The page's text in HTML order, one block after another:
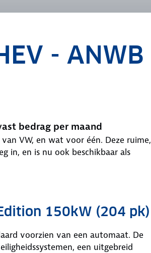
- ANWB
bedrag per maand
VW, en wat voor één. Deze ruime,
in, en is nu ook beschikbaar als
150kW (204 pk)
voorzien van een automaat. De
een uitgebreid